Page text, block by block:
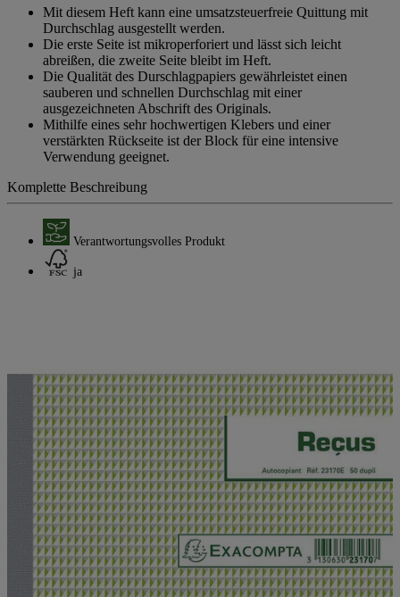
gleichenMit diesem Heft kann eine umsatzsteuerfreie Quittung mit
Durchschlag ausgestellt werden.
Die erste Seite ist mikroperforiert und lässt sich leicht
abreißen, die zweite Seite bleibt im Heft.
Die Qualität des Durschlagpapiers gewährleistet einen
sauberen und schnellen Durchschlag mit einer
ausgezeichneten Abschrift des Originals.
Mithilfe eines sehr hochwertigen Klebers und einer
verstärkten Rückseite ist der Block für eine intensive
Verwendung geeignet.
Komplette Beschreibung
Verantwortungsvolles Produkt
ja